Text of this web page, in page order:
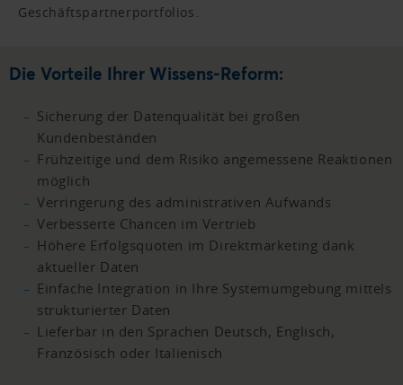
Geschäftspartnerportfolios.
Die Vorteile Ihrer Wissens-Reform:
Sicherung der Datenqualität bei großen
Kundenbeständen
Frühzeitige und dem Risiko angemessene Reaktionen
möglich
Verringerung des administrativen Aufwands
Verbesserte Chancen im Vertrieb
Höhere Erfolgsquoten im Direktmarketing dank
aktueller Daten
Einfache Integration in Ihre Systemumgebung mittels
strukturierter Daten
Lieferbar in den Sprachen Deutsch, Englisch,
Französisch oder Italienisch